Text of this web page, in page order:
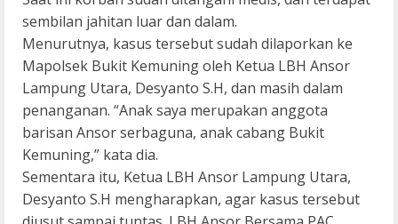
sembilan jahitan luar dan dalam.
Menurutnya, kasus tersebut sudah dilaporkan ke
Mapolsek Bukit Kemuning oleh Ketua LBH Ansor
Lampung Utara, Desyanto S.H, dan masih dalam
penanganan. “Anak saya merupakan anggota
barisan Ansor serbaguna, anak cabang Bukit
Kemuning,” kata dia.
Sementara itu, Ketua LBH Ansor Lampung Utara,
Desyanto S.H mengharapkan, agar kasus tersebut